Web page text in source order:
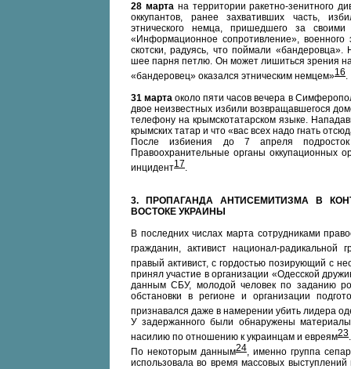
28 мартана территории ракетно-зенитного
оккупантов, ранее захвативших часть,
этнического немца, пришедшего за
«Информационное сопротивление»,
скотски, радуясь, что поймали
шее парня петлю. Он может лишиться зрения
«бандеровец» оказался этническим немцем»16.
31 марта около пяти часов вечера в
двое неизвестных избили возвращавшегося
телефону на крымскотатарском языке.
крымских татар и что «вас всех надо гнать
После избиения до 7 апреля
Правоохранительные органы оккупационных
инцидент17.
3.
ПРОПАГАНДА АНТИСЕМИТИЗМА В
ВОСТОКЕ УКРАИНЫ
В последних числах марта сотрудниками
гражданин, активист национал-радикальной
правый активист, с гордостью позирующий с
принял участие в организации «Одесской
данным СБУ, молодой человек по заданию
обстановки в регионе и организации
признавался даже в намерении убить лидера
У задержанного были обнаружены
насилию по отношению к украинцам и евреям23.
По некоторым данным24, именно группа
использовала во время массовых